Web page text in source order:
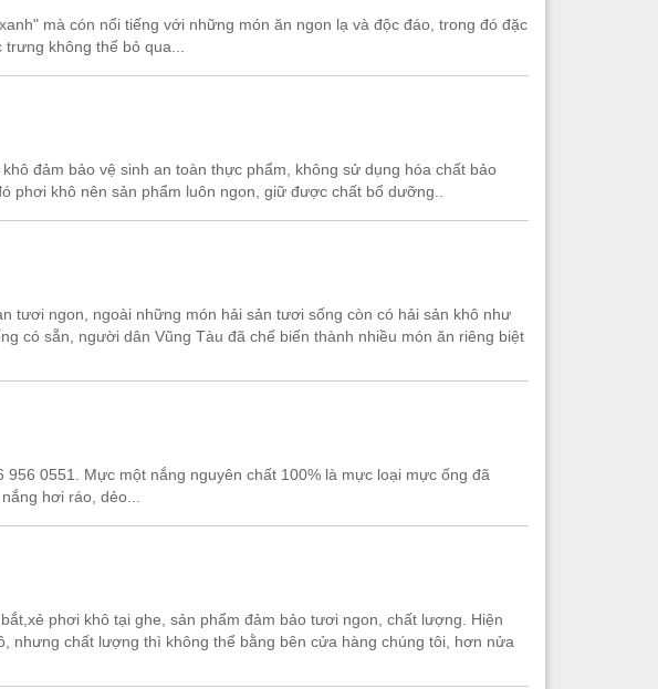
mà cón nổi tiếng với những món ăn ngon lạ và độc đáo, trong đó đặc
không thể bỏ qua...
đảm bảo vệ sinh an toàn thực phẩm, không sử dụng hóa chất bảo
phơi khô nên sản phẩm luôn ngon, giữ được chất bổ dưỡng..
tươi ngon, ngoài những món hải sản tươi sống còn có hải sản khô như
có sẵn, người dân Vũng Tàu đã chế biến thành nhiều món ăn riêng biệt
0551. Mực một nắng nguyên chất 100% là mực loại mực ống đã
hơi ráo, dẻo...
phơi khô tại ghe, sản phẩm đảm bảo tươi ngon, chất lượng. Hiện
nhưng chất lượng thì không thể bằng bên cửa hàng chúng tôi, hơn nửa